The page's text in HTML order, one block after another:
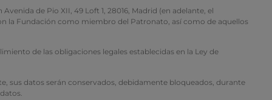
de Pio XII, 49 Loft 1, 28016, Madrid (en adelante, el
la Fundación como miembro del Patronato, así como de aquellos
de las obligaciones legales establecidas en la Ley de
sus datos serán conservados, debidamente bloqueados, durante